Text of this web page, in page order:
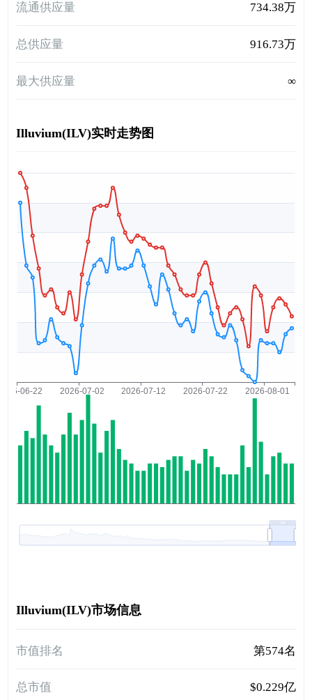
流通供应量 734.38万
总供应量 916.73万
最大供应量 ∞
Illuvium(ILV)实时走势图
Illuvium(ILV)市场信息
市值排名 第574名
总市值 $0.229亿